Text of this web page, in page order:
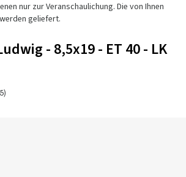
nur zur Veranschaulichung. Die von Ihnen
geliefert.
- 8,5x19 - ET 40 - LK